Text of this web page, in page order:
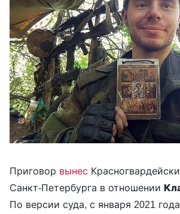
Приговор вынес
Санкт-Петербурга в отношении
По версии суда, с января 2021